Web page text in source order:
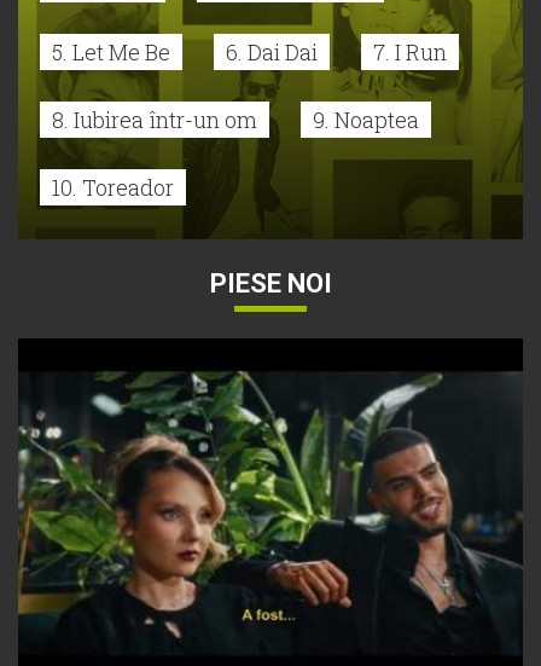
5. Let Me Be 6. Dai Dai 7. I Run
8. Iubirea într-un om 9. Noaptea
10. Toreador
PIESE NOI